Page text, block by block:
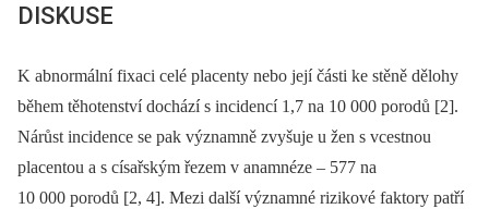
DISKUSE
K abnormální fixaci celé placenty nebo její části ke stěně dělohy
během těhotenství dochází s incidencí 1,7 na 10 000 porodů [2].
Nárůst incidence se pak významně zvyšuje u žen s vcestnou
placentou a s císařským řezem v anamnéze –⁠ 577 na
10 000 porodů [2, 4]. Mezi další významné rizikové faktory patří